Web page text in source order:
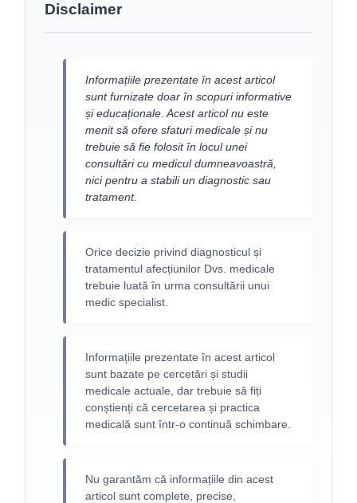
Disclaimer
Informațiile prezentate în acest articol
sunt furnizate doar în scopuri informative
și educaționale. Acest articol nu este
menit să ofere sfaturi medicale și nu
trebuie să fie folosit în locul unei
consultări cu medicul dumneavoastră,
nici pentru a stabili un diagnostic sau
tratament.
Orice decizie privind diagnosticul și
tratamentul afecțiunilor Dvs. medicale
trebuie luată în urma consultării unui
medic specialist.
Informațiile prezentate în acest articol
sunt bazate pe cercetări și studii
medicale actuale, dar trebuie să fiți
conștienți că cercetarea și practica
medicală sunt într-o continuă schimbare.
Nu garantăm că informațiile din acest
articol sunt complete, precise,